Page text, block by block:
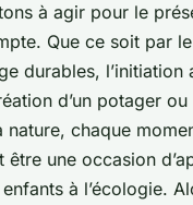
à agir pour le
Que ce soit par
durables, l’initiation
d’un potager
nature, chaque
être une occasion
à l’écologie.